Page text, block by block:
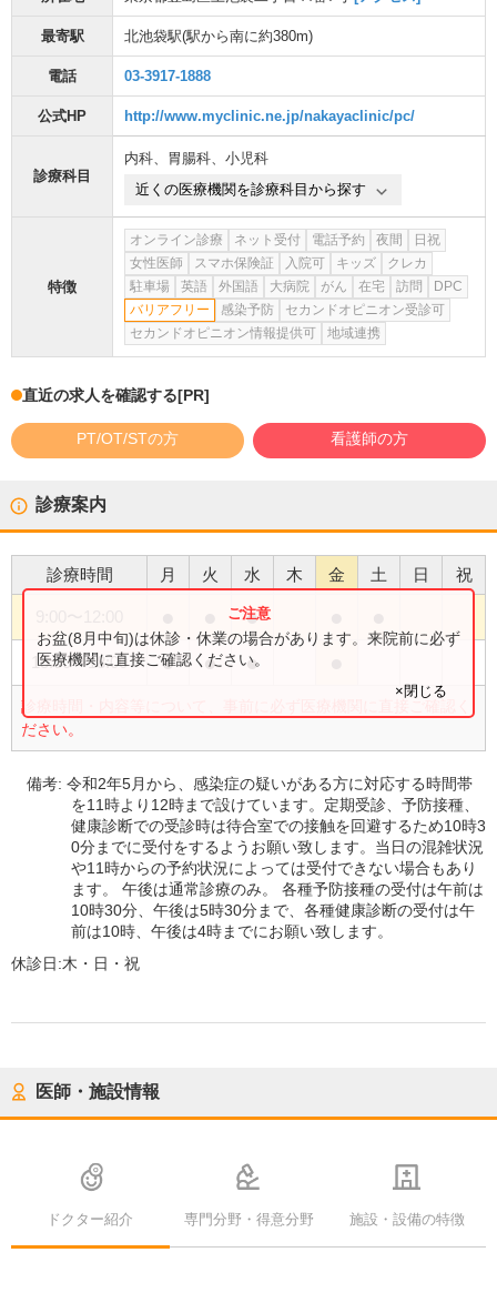
最寄駅 北池袋駅(駅から南に約380m)
電話 03-3917-1888
公式HP http://www.myclinic.ne.jp/nakayaclinic/pc/
診療科目
内科、 胃腸科、 小児科
近くの医療機関を診療科目から探す
特徴
オンライン診療 ネット受付 電話予約 夜間
日祝
女性医師
スマホ保険証 入院可 キッズ
クレカ
駐車場
英語 外国語 大病院 がん 在宅 訪問
DPC
バリアフリー
感染予防
セカンドオピニオン受診可
セカンドオピニオン情報提供可
地域連携
直近の求人を確認する[PR]
PT/OT/STの方 看護師の方
診療案内
診療時間 月 火 水 木 金 土 日 祝
●
15:00〜18:00 ● ● ●
診療時間・内容等について、事前に必ず医療機関に直接ご確認く
ださい。
お盆(8月中旬)は休診・休業の場合があります。来院前に必ず
医療機関に直接ご確認ください。
×閉じる
備考:令和2年5月から、感染症の疑いがある方に対応する時間帯
を11時より12時まで設けています。定期受診、予防接種、
健康診断での受診時は待合室での接触を回避するため10時3
0分までに受付をするようお願い致します。当日の混雑状況
や11時からの予約状況によっては受付できない場合もあり
ます。 午後は通常診療のみ。 各種予防接種の受付は午前は
10時30分、午後は5時30分まで、各種健康診断の受付は午
前は10時、午後は4時までにお願い致します。
休診日:木・日・祝
医師・施設情報
ドクター紹介 専門分野・得意分野 施設・設備の特徴